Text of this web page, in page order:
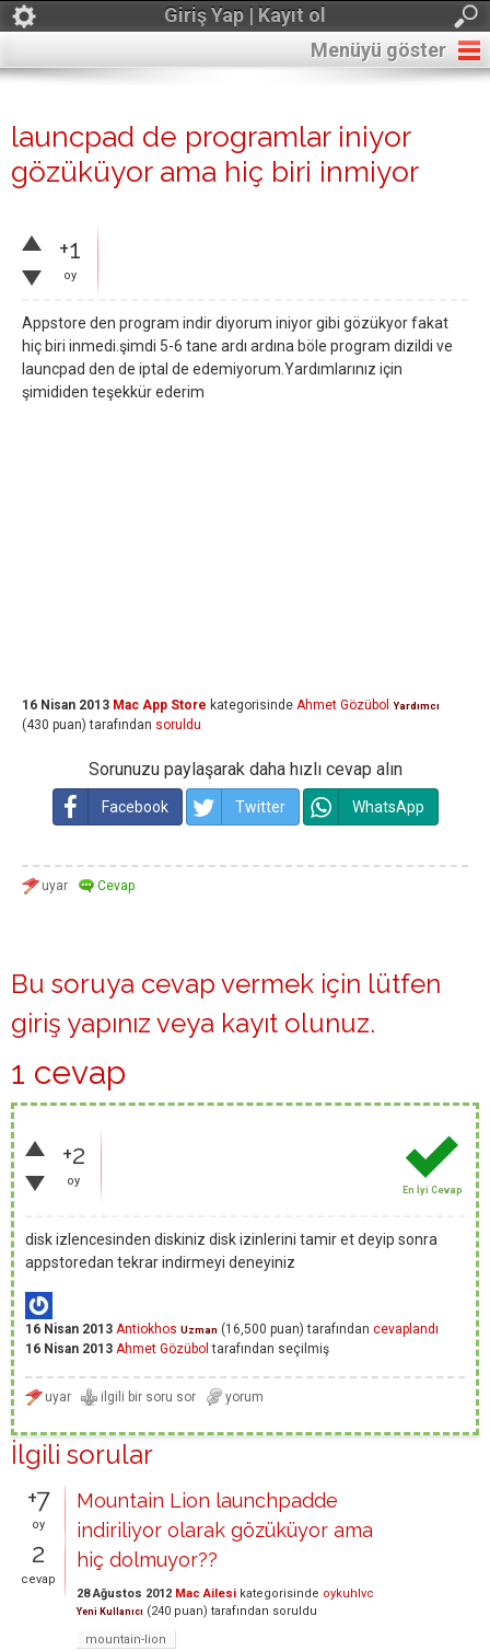
Giriş Yap | Kayıt ol
Menüyü göster
launcpad de programlar iniyor
gözüküyor ama hiç biri inmiyor
+1
oy
Appstore den program indir diyorum iniyor gibi gözükyor fakat
hiç biri inmedi.şimdi 5-6 tane ardı ardına böle program dizildi ve
launcpad den de iptal de edemiyorum.Yardımlarınız için
şimididen teşekkür ederim
16 Nisan 2013 Mac App Store kategorisinde Ahmet Gözübol Yardımcı
(430 puan) tarafından soruldu
Sorunuzu paylaşarak daha hızlı cevap alın
Facebook Twitter WhatsApp
Bu soruya cevap vermek için lütfen
giriş yapınız veya kayıt olunuz.
1 cevap
+2
oy
En İyi Cevap
disk izlencesinden diskiniz disk izinlerini tamir et deyip sonra
appstoredan tekrar indirmeyi deneyiniz
16 Nisan 2013 Antiokhos Uzman (16,500 puan) tarafından cevaplandı
16 Nisan 2013 Ahmet Gözübol tarafından seçilmiş
İlgili sorular
+7
oy
2
cevap
Mountain Lion launchpadde
indiriliyor olarak gözüküyor ama
hiç dolmuyor??
28 Ağustos 2012 Mac Ailesi kategorisinde oykuhlvc
Yeni Kullanıcı (240 puan) tarafından soruldu
mountain-lion